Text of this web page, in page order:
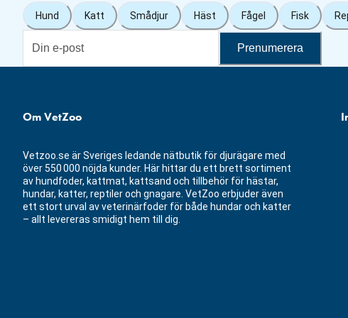
Hund Katt Smådjur Häst Fågel Fisk
Prenumerera
Om VetZoo
Vetzoo.se är Sveriges ledande nätbutik för djurägare med
över 550 000 nöjda kunder. Här hittar du ett brett sortiment
av hundfoder, kattmat, kattsand och tillbehör för hästar,
hundar, katter, reptiler och gnagare. VetZoo erbjuder även
ett stort urval av veterinärfoder för både hundar och katter
– allt levereras smidigt hem till dig.